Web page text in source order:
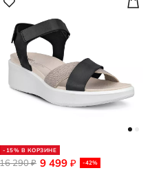
-15% В КОРЗИНЕ
9 499 ₽ -42%
16 290₽